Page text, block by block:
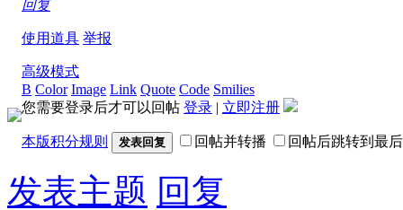
回复
使用道具 举报
高级模式
B Color Image Link Quote Code Smilies
您需要登录后才可以回帖 登录 | 立即注册
本版积分规则 发表回复 回帖并转播 回帖后跳转到最
发表主题 回复